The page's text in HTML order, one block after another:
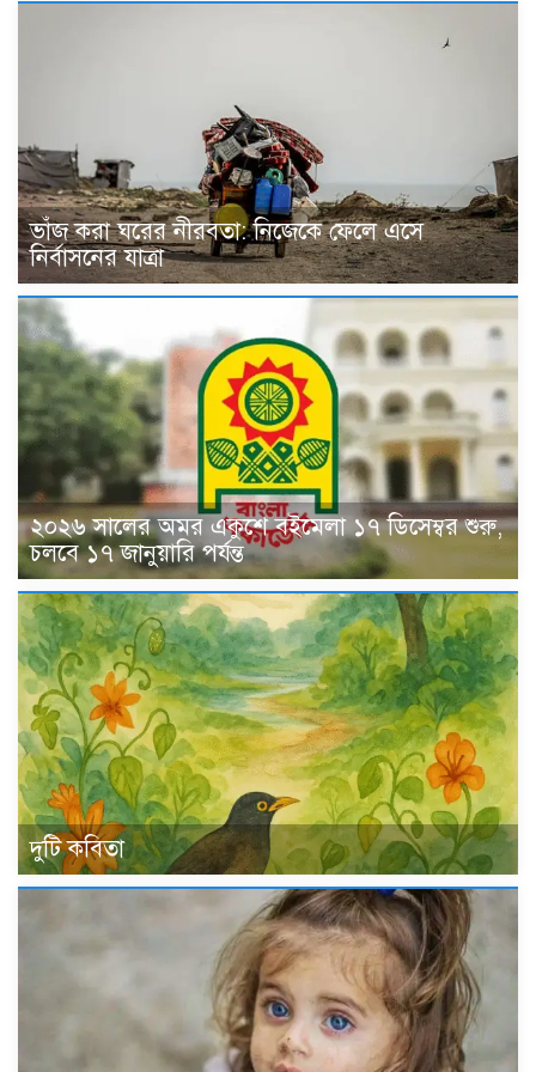
ভাঁজ করা ঘরের নীরবতা: নিজেকে ফেলে এসে
নির্বাসনের যাত্রা
২০২৬ সালের অমর একুশে বইমেলা ১৭ ডিসেম্বর শুরু,
চলবে ১৭ জানুয়ারি পর্যন্ত
দুটি কবিতা